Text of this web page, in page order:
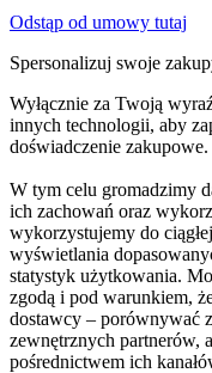
Odstąp od umowy tutaj
Spersonalizuj swoje
Wyłącznie za Twoją
innych technologii, aby
doświadczenie zakupowe.
W tym celu gromadzimy
ich zachowań oraz
wykorzystujemy do
wyświetlania
statystyk użytkowania.
zgodą i pod warunkiem,
dostawcy – porównywać
zewnętrznych partnerów,
pośrednictwem ich